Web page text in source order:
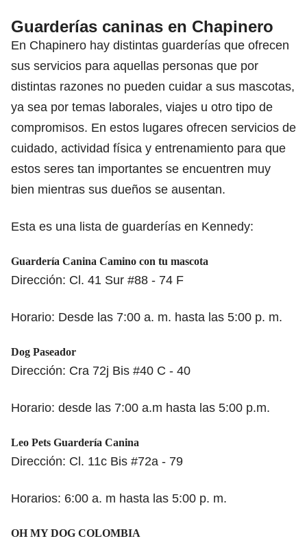
Guarderías caninas en Chapinero
En Chapinero hay distintas guarderías que ofrecen
sus servicios para aquellas personas que por
distintas razones no pueden cuidar a sus mascotas,
ya sea por temas laborales, viajes u otro tipo de
compromisos. En estos lugares ofrecen servicios de
cuidado, actividad física y entrenamiento para que
estos seres tan importantes se encuentren muy
bien mientras sus dueños se ausentan.
Esta es una lista de guarderías en Kennedy:
Guardería Canina Camino con tu mascota
Dirección: Cl. 41 Sur #88 - 74 F
Horario: Desde las 7:00 a. m. hasta las 5:00 p. m.
Dog Paseador
Dirección: Cra 72j Bis #40 C - 40
Horario: desde las 7:00 a.m hasta las 5:00 p.m.
Leo Pets Guardería Canina
Dirección: Cl. 11c Bis #72a - 79
Horarios: 6:00 a. m hasta las 5:00 p. m.
OH MY DOG COLOMBIA